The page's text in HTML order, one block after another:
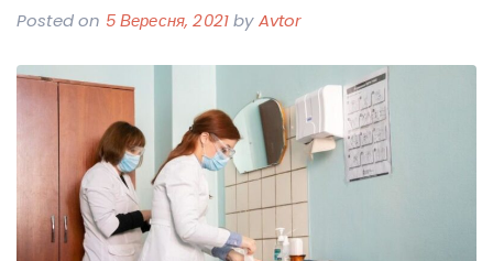
Posted on 5 Вересня, 2021byAvtor